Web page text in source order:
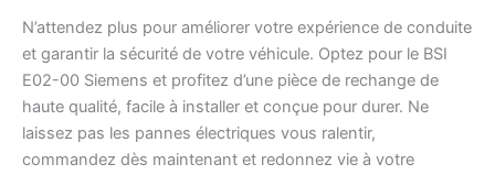
N’attendez plus pour améliorer votre expérience de conduite
et garantir la sécurité de votre véhicule. Optez pour le BSI
E02-00 Siemens et profitez d’une pièce de rechange de
haute qualité, facile à installer et conçue pour durer. Ne
laissez pas les pannes électriques vous ralentir,
commandez dès maintenant et redonnez vie à votre